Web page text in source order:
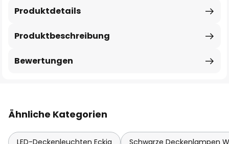
Produktbeschreibung
Produktdetails
Bewertungen
Ähnliche Kategorien
LED-Deckenleuchten Eckig Schwarze Deckenlampen